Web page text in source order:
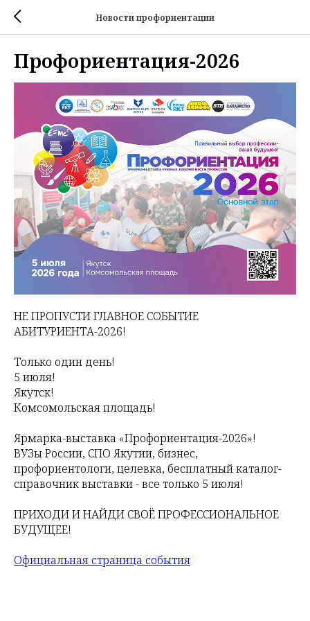
Новости профориентации
Профориентация-2026
НЕ ПРОПУСТИ ГЛАВНОЕ СОБЫТИЕ
АБИТУРИЕНТА-2026!
Только один день!
5 июля!
Якутск!
Комсомольская площадь!
Ярмарка-выставка «Профориентация-2026»!
ВУЗы России, СПО Якутии, бизнес,
профориентологи, целевка, бесплатный каталог-
справочник выставки - все только 5 июля!
ПРИХОДИ И НАЙДИ СВОЁ ПРОФЕССИОНАЛЬНОЕ
БУДУЩЕЕ!
Официальная страница события